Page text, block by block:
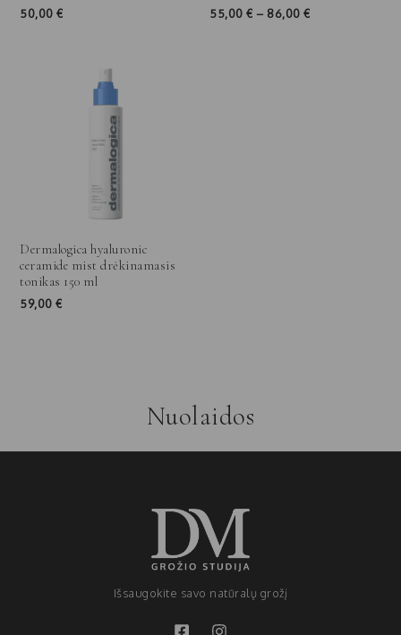
50,00€ 55,00 € – 86,00 €
Dermalogica hyaluronic
ceramide mist drėkinamasis
tonikas 150 ml
59,00€
Nuolaidos
Išsaugokite savo natūralų grožį